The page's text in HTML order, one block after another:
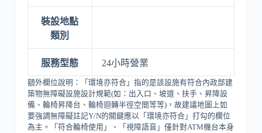
裝設地點
類別
服務型態 24小時營業
額外欄位說明：「環境亦符合」指的是該設施有符合內政部建
築物無障礙設施設計規範(如：出入口、坡道、扶手、昇降設
備、輪椅昇降台、輪椅迴轉半徑空間等等)，故建議地圖上如
要強調無障礙註記Y/N的關鍵應以「環境亦符合」打勾的欄位
為主。「符合輪椅使用」、「視障語音」僅針對ATM機台本身